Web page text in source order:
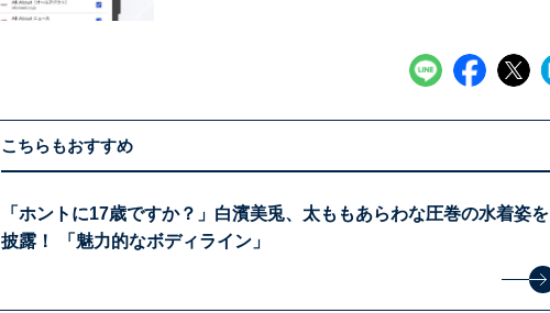
こちらもおすすめ
「ホントに17歳ですか？」白濱美兎、太ももあらわな圧巻の水着姿を
披露！ 「魅力的なボディライン」